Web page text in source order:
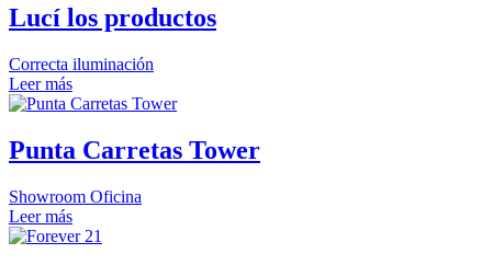
Lucí los productos
Correcta iluminación
Leer más
Punta Carretas Tower
Showroom Oficina
Leer más